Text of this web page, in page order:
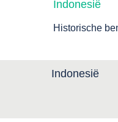
Indonesië
Historische
Indonesië